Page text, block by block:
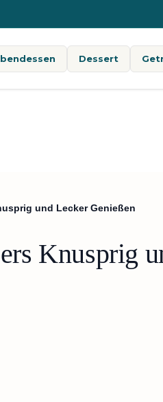
Dessert
und Lecker Genießen
Knusprig